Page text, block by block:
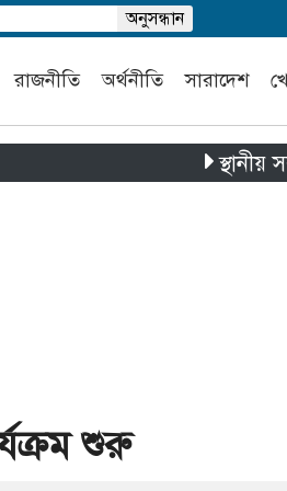
রাজনীতি অর্থনীতি সারাদেশ
স্থানীয় সরকার
শুরু